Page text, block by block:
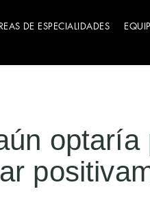
DE ESPECIALIDADES
optaría